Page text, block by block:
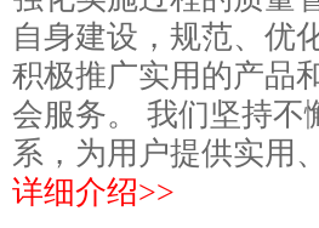
自身建设，规范、优
积极推广实用的产品
会服务。 我们坚持不
系，为用户提供实用
详细介绍>>